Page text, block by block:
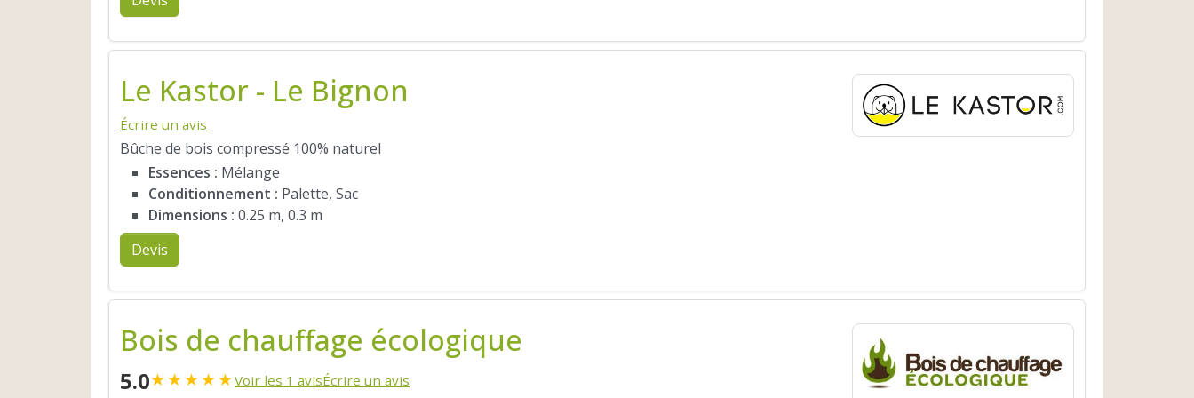
Le Kastor - Le Bignon
Écrire un avis
Bûche de bois compressé 100% naturel
Essences : Mélange
Conditionnement : Palette, Sac
Dimensions : 0.25 m, 0.3 m
Devis
Bois de chauffage écologique
5.0★★★★★Voir les 1 avisÉcrire un avis